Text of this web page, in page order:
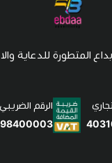
المتطورة للدعاية
الرقم الضريبي